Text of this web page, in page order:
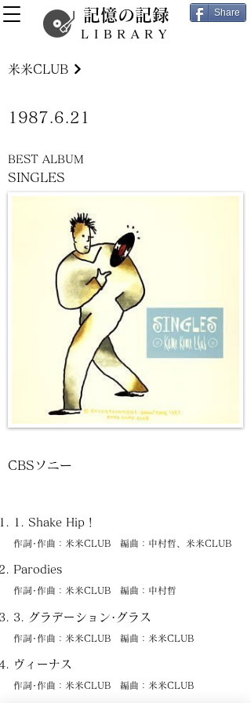
記憶の記録
LIBRARY
Share
SINGLES
1. Shake Hip！
作詞･作曲：米米CLUB 編曲：中村哲、米米CLUB
Parodies
作詞･作曲：米米CLUB 編曲：中村哲
3. グラデーション･グラス
作詞･作曲：米米CLUB 編曲：米米CLUB
ヴィーナス
作詞･作曲：米米CLUB 編曲：米米CLUB
米米CLUB
1987.6.21
BEST ALBUM
CBSソニー